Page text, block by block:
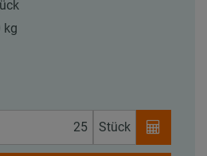
kg
Stück